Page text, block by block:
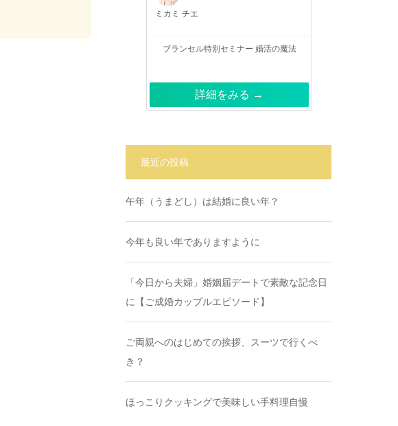
ミカミ チエ
ブランセル特別セミナー 婚活の魔法
詳細をみる →
最近の投稿
午年（うまどし）は結婚に良い年？
今年も良い年でありますように
「今日から夫婦」婚姻届デートで素敵な記念日
に【ご成婚カップルエピソード】
ご両親へのはじめての挨拶、スーツで行くべ
き？
ほっこりクッキングで美味しい手料理自慢